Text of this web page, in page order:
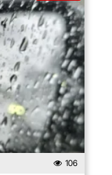
106